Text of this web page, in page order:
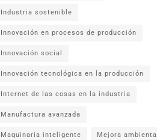
Industria sostenible
Innovación en procesos de producción
Innovación social
Innovación tecnológica en la producción
Internet de las cosas en la industria
Manufactura avanzada
Maquinaria inteligente Mejora ambiental